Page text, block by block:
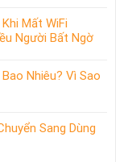
Mất WiFi
Người Bất Ngờ
Nhiêu? Vì Sao
Sang Dùng